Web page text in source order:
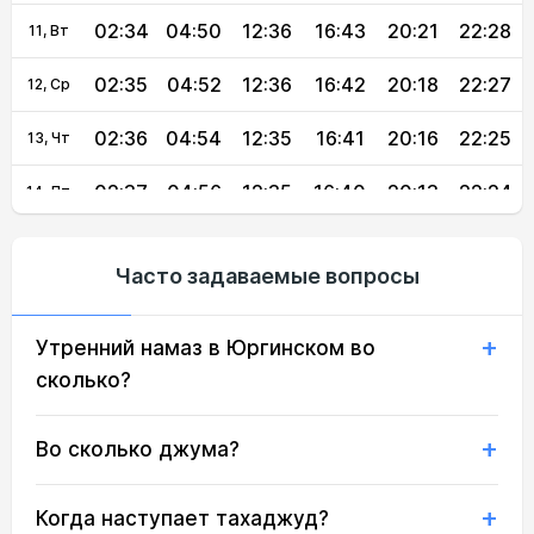
11, Вт 02:34 04:50 12:36 16:43 20:21 22:28
12, Ср 02:35 04:52 12:36 16:42 20:18 22:27
13, Чт 02:36 04:54 12:35 16:41 20:16 22:25
14, Пт 02:37 04:56 12:35 16:40 20:13 22:24
17, Пн 02:39 05:02 12:35 16:36 22:20
19, Ср 02:41 05:06 22:17
20, Чт 02:42 05:08 12:34 16:32 22:13
Часто задаваемые вопросы
Утренний намаз в Юргинском во
сколько?
Во сколько джума?
Когда наступает тахаджуд?